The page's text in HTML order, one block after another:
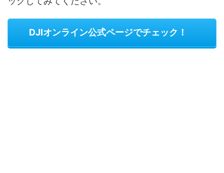
DJIオンライン公式ページでチェック！